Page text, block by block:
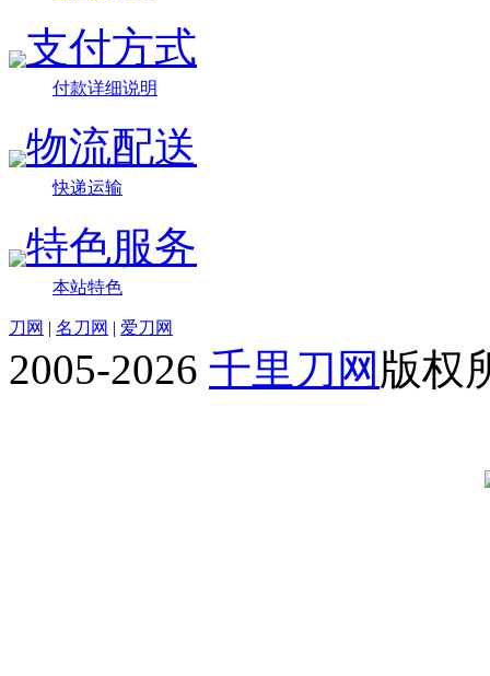
支付方式
付款详细说明
物流配送
快递运输
特色服务
本站特色
刀网 | 名刀网 | 爱刀网
2005-2026 千里刀网 版权